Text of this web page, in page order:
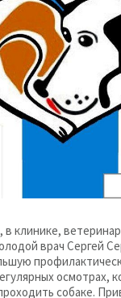
клинике,
врач Сергей
осмотрах,
собаке.